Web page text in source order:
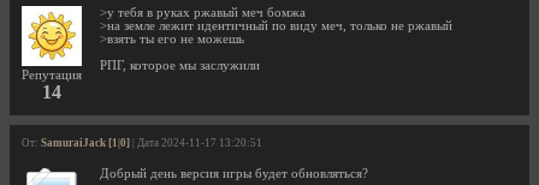
Репутация
14
>у тебя в руках ржавый меч бомжа
>на земле лежит идентичный по виду меч, только не ржавый
>взять ты его не можешь
РПГ, которое мы заслужили
От: SamuraiJack [1|0] | Дата 2024-11-17 13:20:51
Добрый день версия игры будет обновляться?